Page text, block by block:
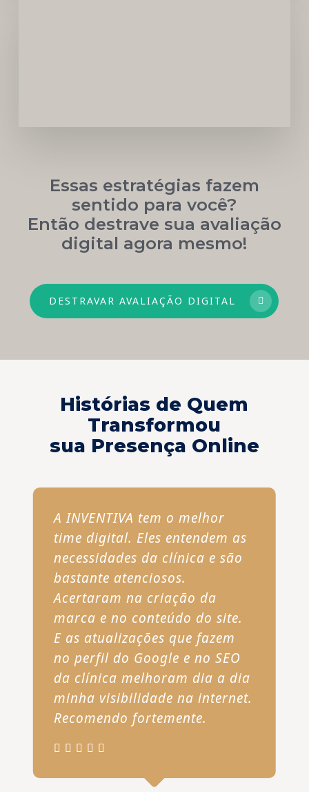
Essas estratégias fazem
sentido para você?
Então destrave sua avaliação
digital agora mesmo!
DESTRAVAR AVALIAÇÃO DIGITAL
Histórias de Quem
Transformou
sua Presença Online
A INVENTIVA tem o melhor
time digital. Eles entendem as
necessidades da clínica e são
bastante atenciosos.
Acertaram na criação da
marca e no conteúdo do site.
E as atualizações que fazem
no perfil do Google e no SEO
da clínica melhoram dia a dia
minha visibilidade na internet.
Recomendo fortemente.